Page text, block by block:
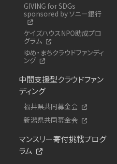
GIVING for SDGs
sponsored by ソニー銀行
ケイズハウスNPO助成プロ
グラム
ゆめ・まちクラウドファンディ
ング
中間支援型クラウドファン
ディング
福井県共同募金会
新潟県共同募金会
マンスリー寄付挑戦プログ
ラム